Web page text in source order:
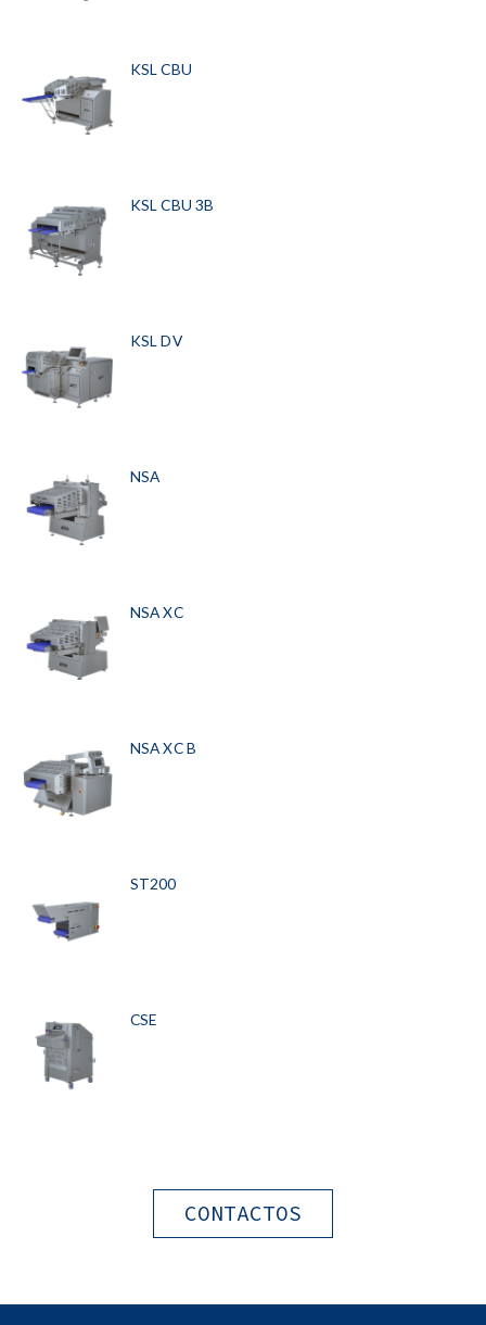
KSL CBU
KSL CBU 3B
KSL DV
NSA
NSA XC
NSA XC B
ST200
CSE
CONTACTOS